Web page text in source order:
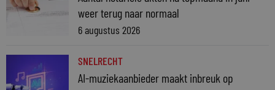
weer terug naar normaal
6 augustus 2026
SNELRECHT
AI-muziekaanbieder maakt inbreuk op